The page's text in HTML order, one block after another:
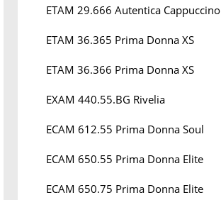
ETAM 29.666 Autentica Cappuccino
ETAM 36.365 Prima Donna XS
ETAM 36.366 Prima Donna XS
EXAM 440.55.BG Rivelia
ECAM 612.55 Prima Donna Soul
ECAM 650.55 Prima Donna Elite
ECAM 650.75 Prima Donna Elite